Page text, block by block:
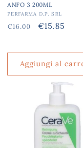
ANFO 3 200ML
Produttore:
PERFARMA D.P. SRL
Prezzo
€16.00
Prezzo
€15.85
Aggiungi al